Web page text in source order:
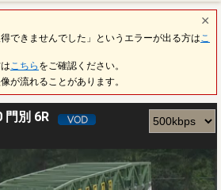
できませんでした」というエラーが出る方は こ
こちら をご確認ください。
が流れることがあります。
門別 6R